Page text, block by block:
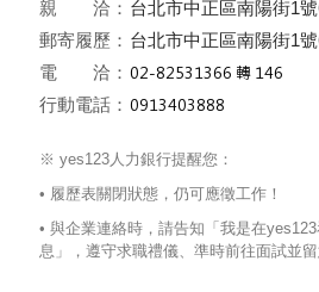
親 洽： 台北市中正區南陽街1
郵寄履歷： 台北市中正區南陽街1
電 洽：
行動電話：
※ yes123人力銀行提醒您：
• 履歷表關閉狀態，仍可應徵工作！
• 與企業連絡時，請告知「我是在
息」，遵守求職禮儀、準時前往面試並留